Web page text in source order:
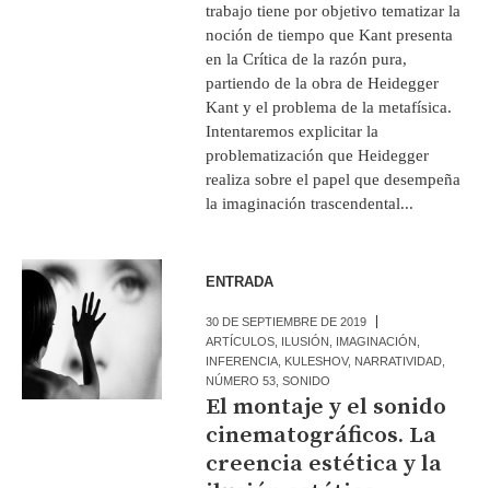
trabajo tiene por objetivo tematizar la
noción de tiempo que Kant presenta
en la Crítica de la razón pura,
partiendo de la obra de Heidegger
Kant y el problema de la metafísica.
Intentaremos explicitar la
problematización que Heidegger
realiza sobre el papel que desempeña
la imaginación trascendental...
ENTRADA
30 DE SEPTIEMBRE DE 2019
ARTÍCULOS ILUSIÓN IMAGINACIÓN
INFERENCIA KULESHOV, NARRATIVIDAD
NÚMERO 53 ,SONIDO
El montaje y el sonido
cinematográficos. La
creencia estética y la